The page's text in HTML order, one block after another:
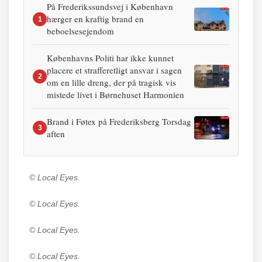
1
På Frederikssundsvej i København
hærger en kraftig brand en
beboelsesejendom
2
Københavns Politi har ikke kunnet
placere et strafferetligt ansvar i sagen
om en lille dreng, der på tragisk vis
mistede livet i Børnehuset Harmonien
3
Brand i Føtex på Frederiksberg Torsdag
aften
© Local Eyes.
© Local Eyes.
© Local Eyes.
© Local Eyes.